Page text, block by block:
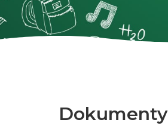
Dokumenty